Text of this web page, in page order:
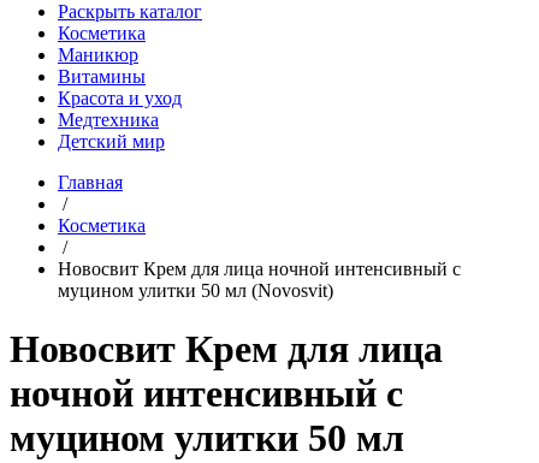
Раскрыть каталог
Косметика
Маникюр
Витамины
Красота и уход
Медтехника
Детский мир
Главная
/
Косметика
/
Новосвит Крем для лица ночной интенсивный с
муцином улитки 50 мл (Novosvit)
Новосвит Крем для лица
ночной интенсивный с
муцином улитки 50 мл